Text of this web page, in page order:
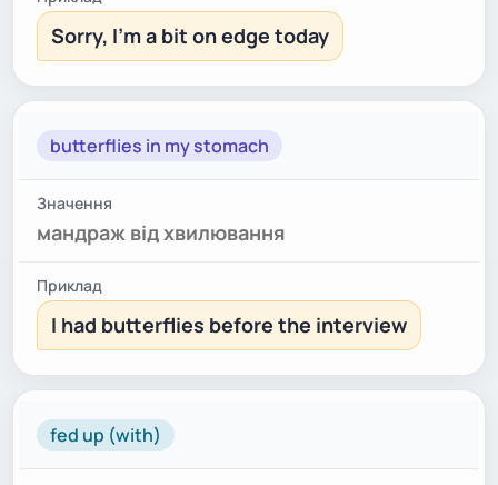
Sorry, I'm a bit on edge today
butterflies in my stomach
мандраж від хвилювання
I had butterflies before the interview
fed up (with)